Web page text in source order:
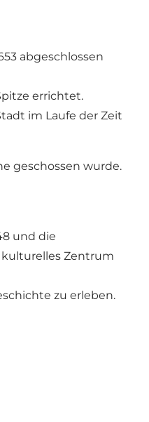
abgeschlossen
errichtet.
im Laufe der Zeit
geschossen wurde.
und die
kulturelles Zentrum
zu erleben.